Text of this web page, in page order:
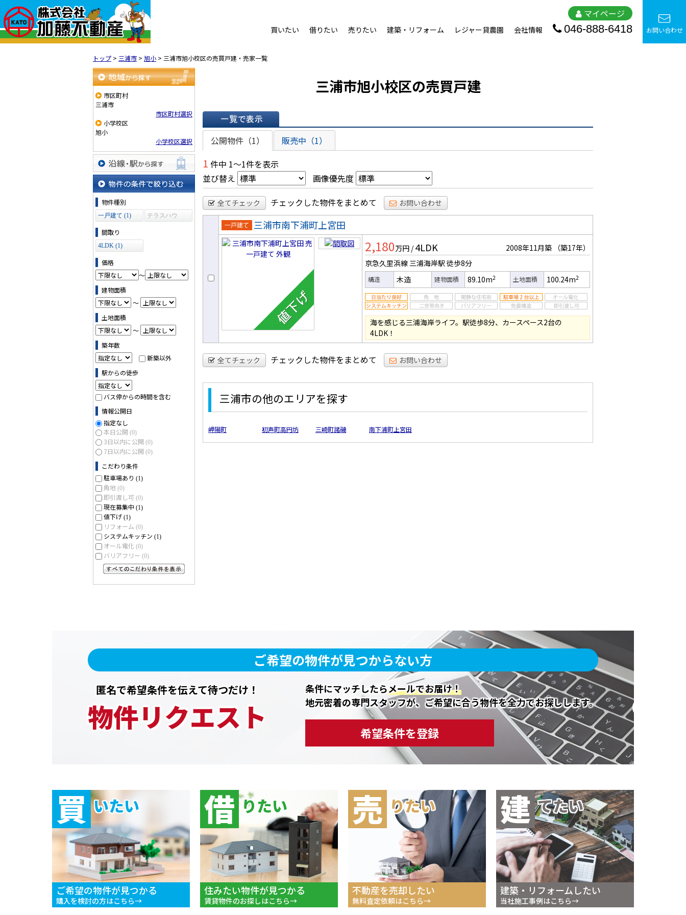
マイページ
買いたい 借りたい 売りたい 建築・リフォーム レジャー貸農園 会社情報 046-888-6418 お問い合わせ
トップ > 三浦市 > 旭小 > 三浦市旭小校区の売買戸建・売家一覧
地域から探す
市区町村
三浦市
市区町村選択
小学校区
旭小
小学校区選択
沿線・駅から探す
物件の条件で絞り込む
物件種別
一戸建て (1)
テラスハウ
間取り
4LDK (1)
価格
～
建物面積
～
土地面積
～
築年数
新築以外
駅からの徒歩
バス停からの時間を含む
情報公開日
指定なし
本日公開 (0)
3日以内に公開 (0)
7日以内に公開 (0)
こだわり条件
駐車場あり (1)
角地 (0)
即引渡し可 (0)
現在募集中 (1)
値下げ (1)
リフォーム (0)
システムキッチン (1)
オール電化 (0)
バリアフリー (0)
三浦市旭小校区の売買戸建
一覧で表示
公開物件（1） 販売中（1）
1 件中 1～1件を表示
並び替え
画像優先度
全てチェック チェックした物件をまとめて お問い合わせ
売一戸建
て
三浦市南下浦町上宮田
2,180万円 / 4LDK 2008年11月築
（築17年）
京急久里浜線 三浦海岸駅 徒歩8分
構造 木造 建物面積 89.10m2 土地面積 100.24m2
海を感じる三浦海岸ライフ。駅徒歩8分、カースペース2台の
4LDK！
全てチェック チェックした物件をまとめて お問い合わせ
三浦市の他のエリアを探す
岬陽町 初声町高円坊 三崎町諸磯 南下浦町上宮田
ご希望の物件が見つからない方
匿名で希望条件を伝えて待つだけ！
物件リクエスト
条件にマッチしたらメールでお届け！
地元密着の専門スタッフが、ご希望に合う物件を全力でお探しします。
希望条件を登録
買 いたい
ご希望の物件が見つかる
購入を検討の方はこちら
借 りたい
住みたい物件が見つかる
賃貸物件のお探しはこちら
売 りたい
不動産を売却したい
無料査定依頼はこちら
建 てたい
建築・リフォームしたい
当社施工事例はこちら